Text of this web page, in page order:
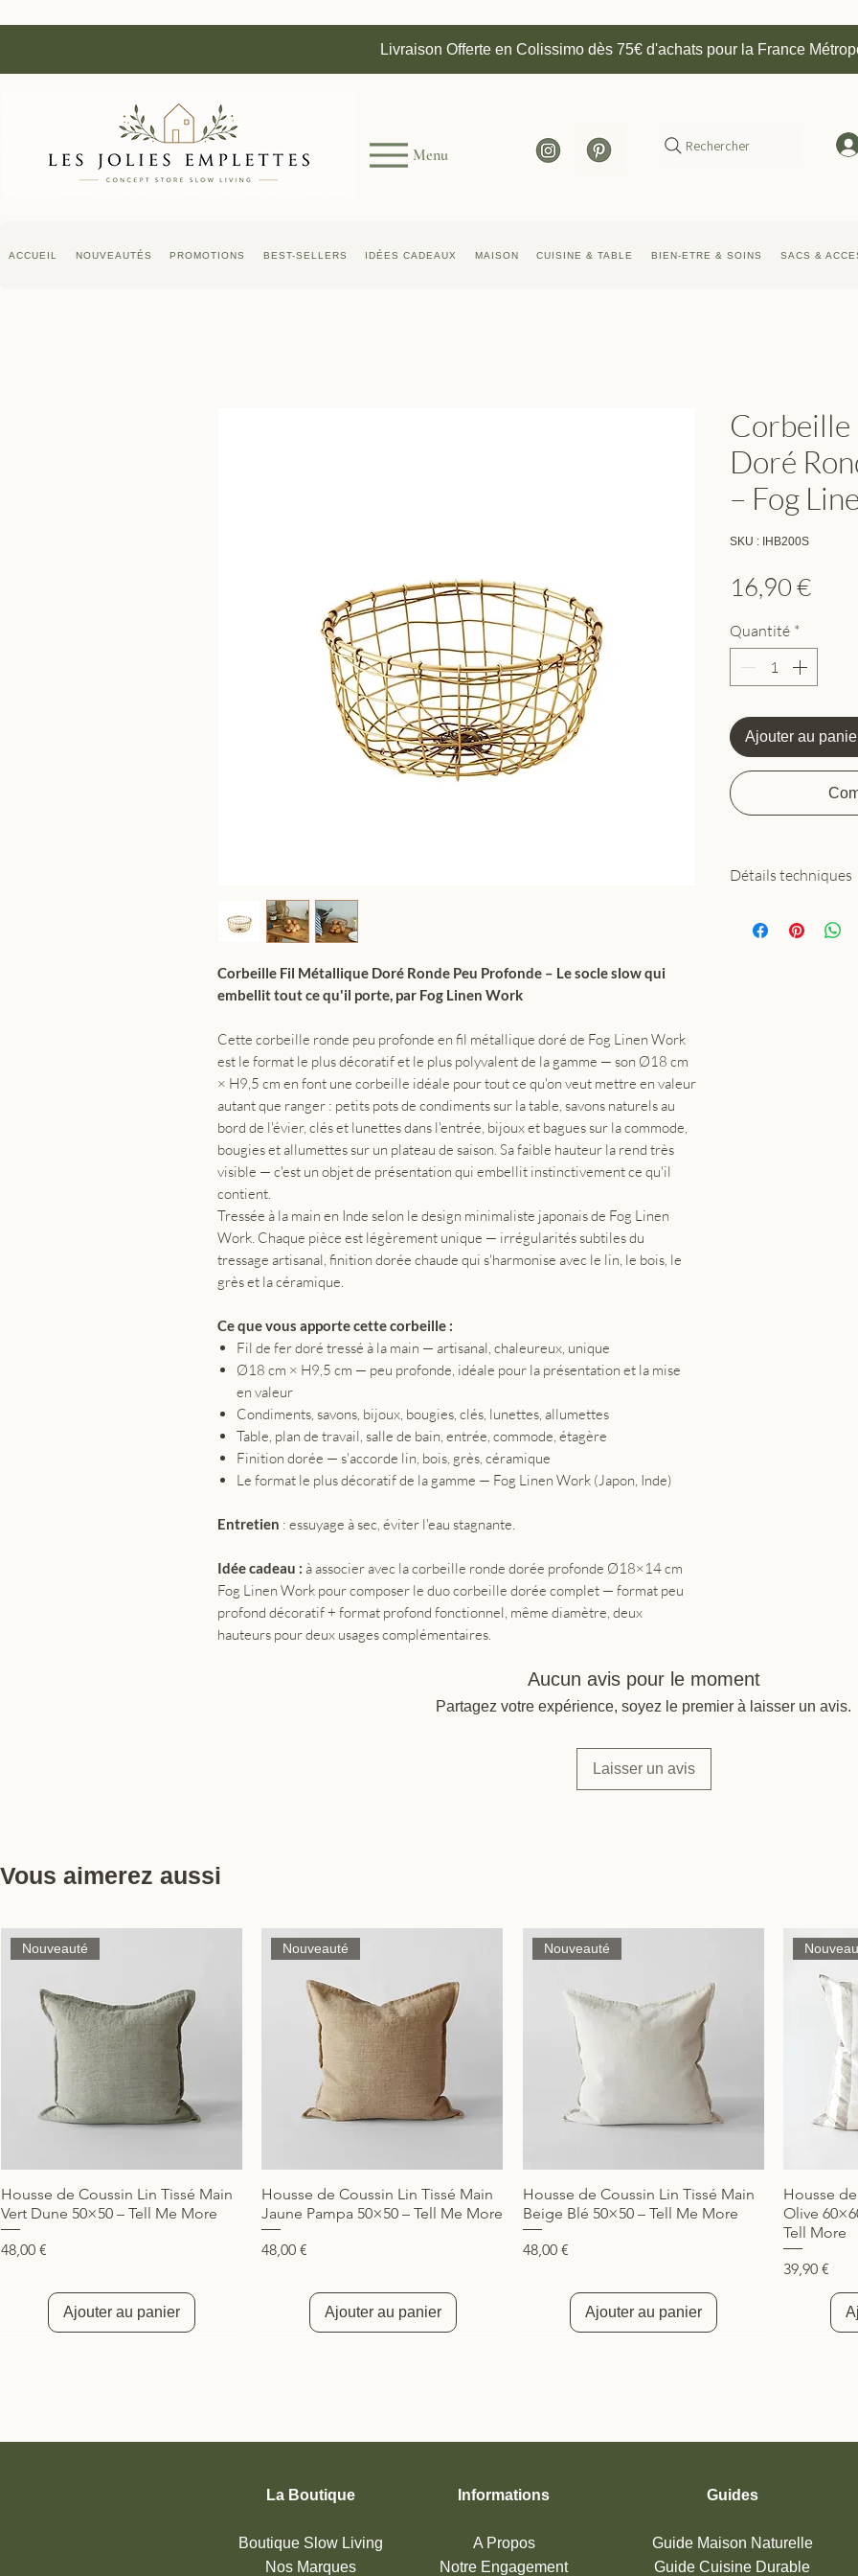
Livraison Offerte en Colissimo dès 75€ d'achats pour la France
Menu Rechercher
ACCUEIL NOUVEAUTÉS PROMOTIONS BEST-SELLERS IDÉES CADEAUX MAISON CUISINE & TABLE BIEN-ETRE & SOINS SACS &
Corbeille Fil Métallique Doré Ronde Peu Profonde – Le socle slow qui
embellit tout ce qu'il porte, par Fog Linen Work
Cette corbeille ronde peu profonde en fil métallique doré de Fog Linen Work
est le format le plus décoratif et le plus polyvalent de la gamme — son Ø18 cm
× H9,5 cm en font une corbeille idéale pour tout ce qu'on veut mettre en valeur
autant que ranger : petits pots de condiments sur la table, savons naturels au
bord de l'évier, clés et lunettes dans l'entrée, bijoux et bagues sur la commode,
bougies et allumettes sur un plateau de saison. Sa faible hauteur la rend très
visible — c'est un objet de présentation qui embellit instinctivement ce qu'il
contient.
Tressée à la main en Inde selon le design minimaliste japonais de Fog Linen
Work. Chaque pièce est légèrement unique — irrégularités subtiles du
tressage artisanal, finition dorée chaude qui s'harmonise avec le lin, le bois, le
grès et la céramique.
Ce que vous apporte cette corbeille :
Fil de fer doré tressé à la main — artisanal, chaleureux, unique
Ø18 cm × H9,5 cm — peu profonde, idéale pour la présentation et la mise
en valeur
Condiments, savons, bijoux, bougies, clés, lunettes, allumettes
Table, plan de travail, salle de bain, entrée, commode, étagère
Finition dorée — s'accorde lin, bois, grès, céramique
Le format le plus décoratif de la gamme — Fog Linen Work (Japon, Inde)
Entretien : essuyage à sec, éviter l'eau stagnante.
Idée cadeau : à associer avec la corbeille ronde dorée profonde Ø18×14 cm
Fog Linen Work pour composer le duo corbeille dorée complet — format peu
profond décoratif + format profond fonctionnel, même diamètre, deux
hauteurs pour deux usages complémentaires.
Doré
– Fog
SKU : IHB200S
16,90 €Prix
Quantité *
Ajouter au
Détails techniques
Dimensions :
Aucun avis pour le moment
Partagez votre expérience, soyez le premier à laisser un avis.
Laisser un avis
Vous aimerez aussi
Aperçu rapide
Nouveauté
Housse de Coussin Lin Tissé Main
Vert Dune 50×50 – Tell Me More
Prix
48,00 €
Ajouter au panier
Aperçu rapide
Nouveauté
Housse de Coussin Lin Tissé Main
Jaune Pampa 50×50 – Tell Me More
Prix
48,00 €
Ajouter au panier
Aperçu rapide
Nouveauté
Housse de Coussin Lin Tissé Main
Beige Blé 50×50 – Tell Me More
Prix
48,00 €
Ajouter au panier
Housse
Olive
Tell More
Prix
39,90 €
La Boutique
Boutique Slow Living
Nos Marques
Informations
A Propos
Notre Engagement
Guides
Guide Maison Naturelle
Guide Cuisine Durable